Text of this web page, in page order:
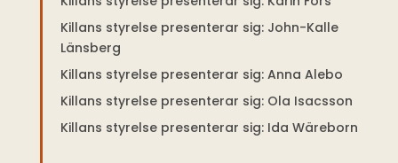
Killans styrelse presenterar sig: John-Kalle
Länsberg
Killans styrelse presenterar sig: Anna Alebo
Killans styrelse presenterar sig: Ola Isacsson
Killans styrelse presenterar sig: Ida Wäreborn